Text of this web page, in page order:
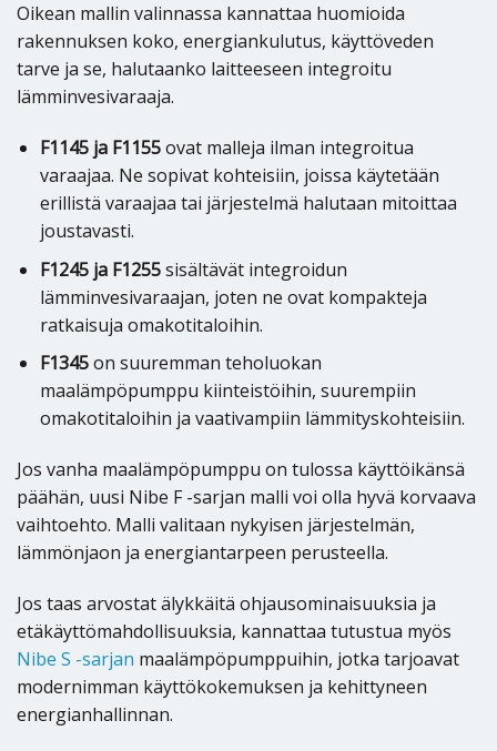
Oikean mallin valinnassa kannattaa huomioida
rakennuksen koko, energiankulutus, käyttöveden
tarve ja se, halutaanko laitteeseen integroitu
lämminvesivaraaja.
F1145 ja F1155ovat malleja ilman integroitua
varaajaa. Ne sopivat kohteisiin, joissa käytetään
erillistä varaajaa tai järjestelmä halutaan mitoittaa
joustavasti.
F1245 ja F1255sisältävät integroidun
lämminvesivaraajan, joten ne ovat kompakteja
ratkaisuja omakotitaloihin.
F1345on suuremman teholuokan
maalämpöpumppu kiinteistöihin, suurempiin
omakotitaloihin ja vaativampiin lämmityskohteisiin.
Jos vanha maalämpöpumppu on tulossa käyttöikänsä
päähän, uusi Nibe F -sarjan malli voi olla hyvä korvaava
vaihtoehto. Malli valitaan nykyisen järjestelmän,
lämmönjaon ja energiantarpeen perusteella.
Jos taas arvostat älykkäitä ohjausominaisuuksia ja
etäkäyttömahdollisuuksia, kannattaa tutustua myös
Nibe S -sarjan maalämpöpumppuihin, jotka tarjoavat
modernimman käyttökokemuksen ja kehittyneen
energianhallinnan.